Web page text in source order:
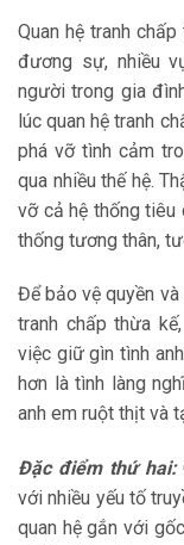
Quan hệ tranh
đương sự, nhiều
người trong gia
lúc quan hệ tranh
phá vỡ tình cảm
qua nhiều thế hệ.
vỡ cả hệ thống tiêu
thống tương thân,
Để bảo vệ quyền
tranh chấp thừa
việc giữ gìn tình
hơn là tình làng
anh em ruột thịt và
Đặc điểm thứ hai:
với nhiều yếu tố
quan hệ gắn với